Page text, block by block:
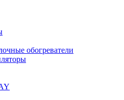
обогреватели